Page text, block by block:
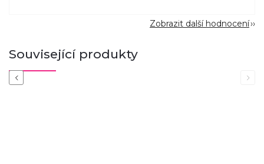
Zobrazit další hodnocení
Související produkty
Previous Next